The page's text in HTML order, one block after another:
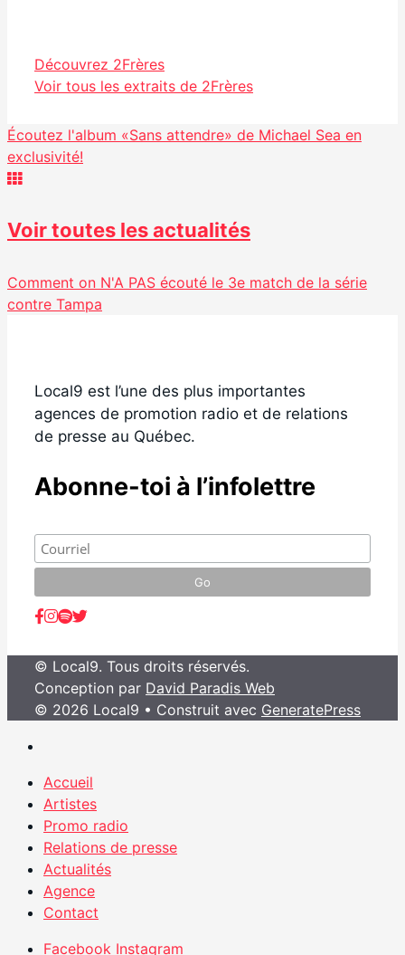
Partager
Découvrez 2Frères
Voir tous les extraits de 2Frères
Écoutez l'album «Sans attendre» de Michael Sea en
exclusivité!
Voir toutes les actualités
Comment on N'A PAS écouté le 3e match de la série
contre Tampa
Local9 est l’une des plus importantes
agences de promotion radio et de relations
de presse au Québec.
Abonne-toi à l’infolettre
© Local9. Tous droits réservés.
Conception par David Paradis Web
© 2026 Local9 • Construit avec GeneratePress
Accueil
Artistes
Promo radio
Relations de presse
Actualités
Agence
Contact
Facebook Instagram